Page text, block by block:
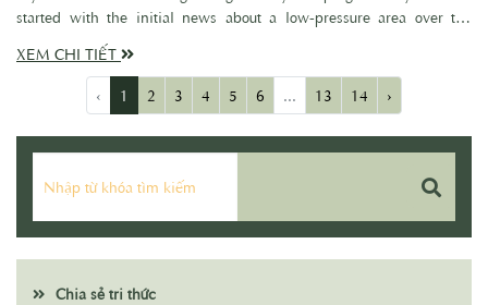
started with the initial news about a low-pressure area over the
Philippine Sea, its potential to strengthen into Tropical Storm Auring,
and the warning of its risk of entering the South China Sea, widely
reported by the media. As someone who has previously provided
forecasts, I understood clearly what this meant. That feeling has
been lingering within me for days, a silent premonition that couldn't
be dismissed. More than anyone, I wished my forecasts would not
come true. And I continue to pray with every passing day, with
XEM CHI TIẾT
‹
1 2 3 4 5 6 ... 13 14 ›
Chia sẻ tri thức